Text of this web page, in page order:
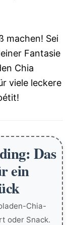
machen! Sei
Fantasie
Chia
viele leckere
Das
ein
Chia-
oder Snack.